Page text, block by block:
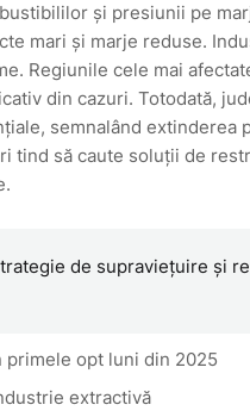
și presiunii pe
mari și marje reduse.
Regiunile cele mai
din cazuri. Totodată,
semnalând
tind să caute soluții de
de supraviețuire și
opt luni din 2025
extractivă